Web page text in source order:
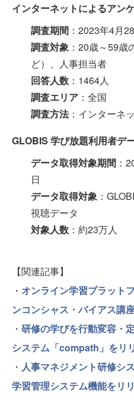
インターネットによるアン
調査期間 ：2023年4月
調査対象 ：20歳～59
ど）、人事担当者
回答人数 ：1464人
調査エリア ：全国
調査方法：インターネ
GLOBIS 学び放題利用者デ
データ取得対象期間 ：
日
データ取得対象 ：
視聴データ
対象人数 ：約23万人
【関連記事】
・ オンライン学習プラット
ンコンシャス・バイアス講
・ 研修の学びを行動変容・
システム「compath」をリ
・ 人事マネジメント研修シ
学習管理システム機能をリ